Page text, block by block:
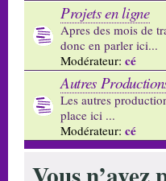
Projets en ligne
Apres des mois de
donc en parler ici...
Modérateur: cé
Autres
Les autres
place ici ...
Modérateur: cé